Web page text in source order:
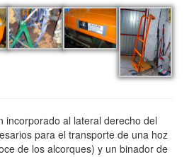
al lateral derecho del
para el transporte de una hoz
de los alcorques) y un binador de